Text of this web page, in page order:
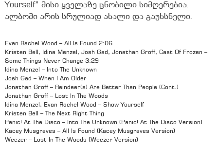
Yourself” მისი ყველაზე ცნობილი სიმღერებია.
ალბომი არის სრულიად ახალი და გაუხსნელი.
Evan Rachel Wood – All Is Found 2:06
Kristen Bell, Idina Menzel, Josh Gad, Jonathan Groff, Cast Of Frozen –
Some Things Never Change 3:29
Idina Menzel – Into The Unknown
Josh Gad – When I Am Older
Jonathan Groff – Reindeer(s) Are Better Than People (Cont.)
Jonathan Groff – Lost In The Woods
Idina Menzel, Evan Rachel Wood – Show Yourself
Kristen Bell – The Next Right Thing
Panic! At The Disco – Into The Unknown (Panic! At The Disco Version)
Kacey Musgraves – All Is Found (Kacey Musgraves Version)
Weezer – Lost In The Woods (Weezer Version)